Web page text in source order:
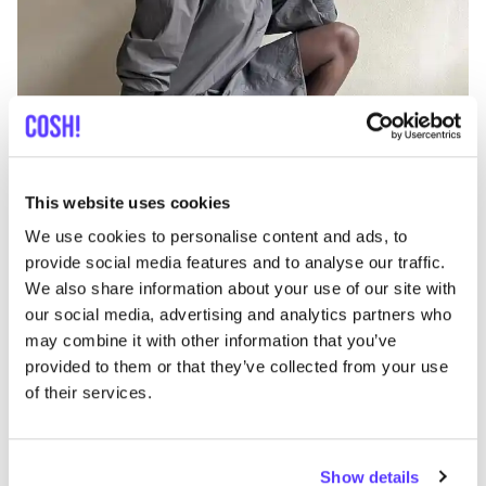
This website uses cookies
We use cookies to personalise content and ads, to
provide social media features and to analyse our traffic.
We also share information about your use of our site with
our social media, advertising and analytics partners who
may combine it with other information that you’ve
provided to them or that they’ve collected from your use
of their services.
Show details
Ajouter à l'itinéraire Visiter la boutique en ligne
List Map